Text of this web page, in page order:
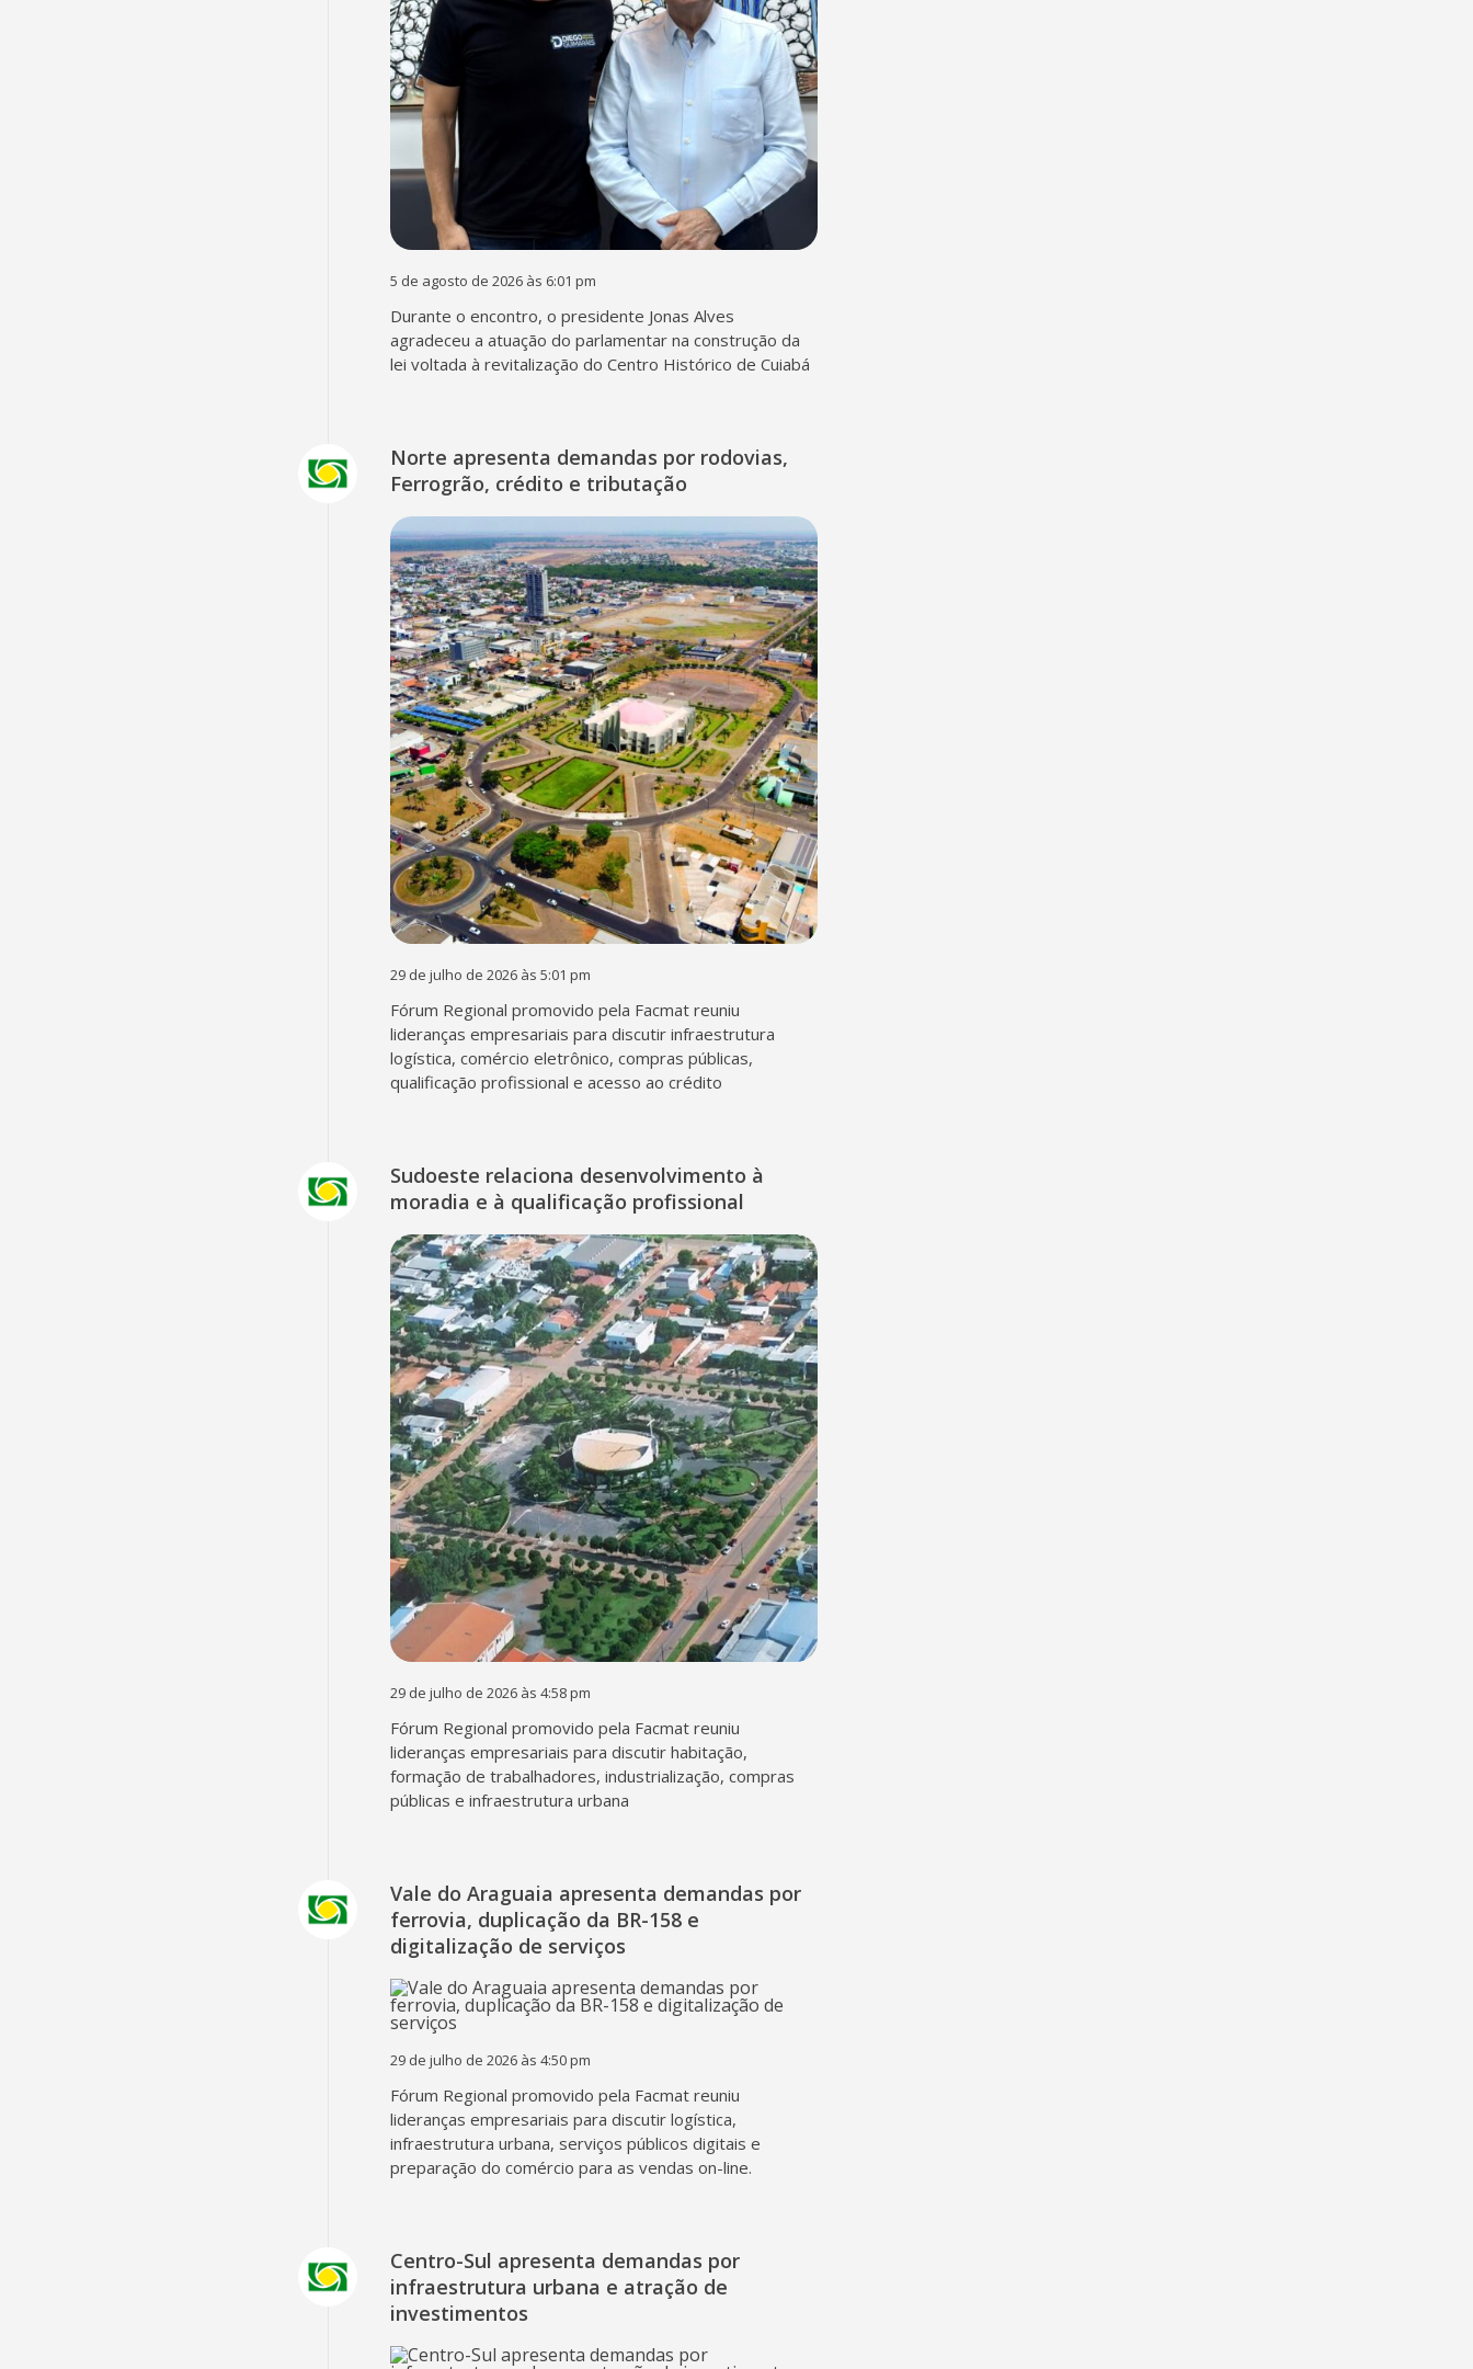
5 de agosto de 2026 às 6:01 pm
Durante o encontro, o presidente Jonas Alves
agradeceu a atuação do parlamentar na construção da
lei voltada à revitalização do Centro Histórico de Cuiabá
Norte apresenta demandas por rodovias,
Ferrogrão, crédito e tributação
29 de julho de 2026 às 5:01 pm
Fórum Regional promovido pela Facmat reuniu
lideranças empresariais para discutir infraestrutura
logística, comércio eletrônico, compras públicas,
qualificação profissional e acesso ao crédito
Sudoeste relaciona desenvolvimento à
moradia e à qualificação profissional
29 de julho de 2026 às 4:58 pm
Fórum Regional promovido pela Facmat reuniu
lideranças empresariais para discutir habitação,
formação de trabalhadores, industrialização, compras
públicas e infraestrutura urbana
Vale do Araguaia apresenta demandas por
ferrovia, duplicação da BR-158 e
digitalização de serviços
29 de julho de 2026 às 4:50 pm
Fórum Regional promovido pela Facmat reuniu
lideranças empresariais para discutir logística,
infraestrutura urbana, serviços públicos digitais e
preparação do comércio para as vendas on-line.
Centro-Sul apresenta demandas por
infraestrutura urbana e atração de
investimentos